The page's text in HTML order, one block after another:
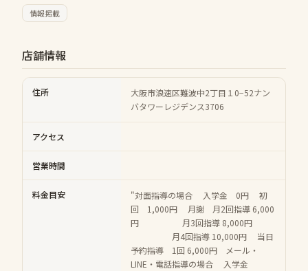
情報掲載
店舗情報
住所
大阪市浪速区難波中2丁目１0−52ナン
バタワーレジデンス3706
アクセス
営業時間
料金目安
"対面指導の場合 入学金 0円 初
回 1,000円 月謝 月2回指導 6,000
円 月3回指導 8,000円
月4回指導 10,000円 当日
予約指導 1回 6,000円 メール・
LINE・電話指導の場合 入学金